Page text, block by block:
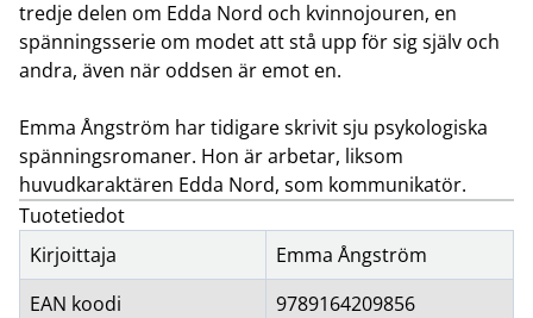
tredje delen om Edda Nord och kvinnojouren, en
spänningsserie om modet att stå upp för sig själv och
andra, även när oddsen är emot en.
Emma Ångström har tidigare skrivit sju psykologiska
spänningsromaner. Hon är arbetar, liksom
huvudkaraktären Edda Nord, som kommunikatör.
Tuotetiedot
Kirjoittaja
Emma Ångström
EAN koodi
9789164209856